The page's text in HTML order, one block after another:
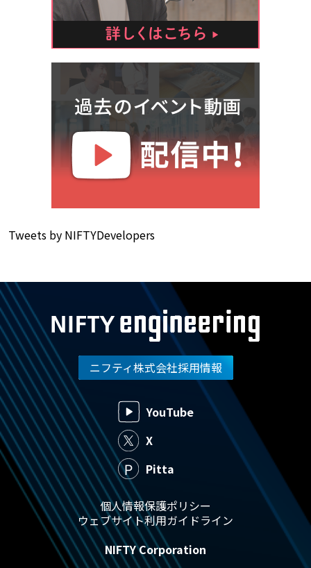
Tweets by NIFTYDevelopers
ニフティ株式会社採用情報
YouTube
X
Pitta
個人情報保護ポリシー
ウェブサイト利用ガイドライン
NIFTY Corporation